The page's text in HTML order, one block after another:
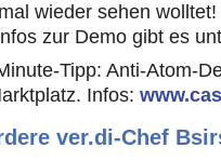
wieder sehen
zur Demo gibt es
Tipp: Anti-Atom-
Infos:
ver.di-Chef